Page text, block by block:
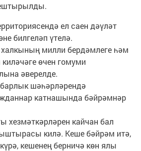
ел саен дәүләт
билгеләп үтелә.
милли бердәмлеге һәм
киләчәге өчен гомуми
әверелде.
шәһәрләрендә
катнашында бәйрәмнәр
хезмәткәрләрен кайчан бал
килә. Кеше бәйрәм итә,
кешенең берничә көн ялы